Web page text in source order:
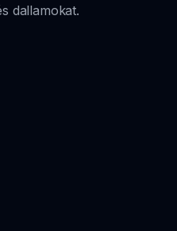
dallamokat.